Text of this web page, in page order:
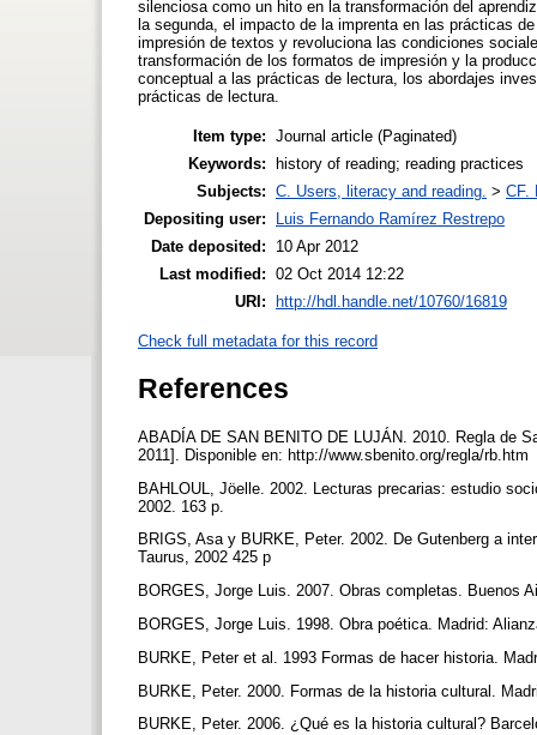
silenciosa como un hito en la transformación del
la segunda, el impacto de la imprenta en las prácticas
impresión de textos y revoluciona las condiciones
transformación de los formatos de impresión y la
conceptual a las prácticas de lectura, los abordajes
prácticas de lectura.
Item type: Journal article (Paginated)
Keywords:
history of reading; reading practices
Subjects: C. Users, literacy and reading. > CF.
Depositing user:
Luis Fernando Ramírez Restrepo
Date deposited:
10 Apr 2012
Last modified: 02 Oct 2014 12:22
URI:
http://hdl.handle.net/10760/16819
Check full metadata for this record
References
ABADÍA DE SAN BENITO DE LUJÁN. 2010. Regla de
2011]. Disponible en: http://www.sbenito.org/regla/rb.htm
BAHLOUL, Jöelle. 2002. Lecturas precarias: estudio
2002. 163 p.
BRIGS, Asa y BURKE, Peter. 2002. De Gutenberg a
Taurus, 2002 425 p
BORGES, Jorge Luis. 2007. Obras completas. Buenos
BORGES, Jorge Luis. 1998. Obra poética. Madrid:
BURKE, Peter et al. 1993 Formas de hacer historia.
BURKE, Peter. 2000. Formas de la historia cultural.
BURKE, Peter. 2006. ¿Qué es la historia cultural?